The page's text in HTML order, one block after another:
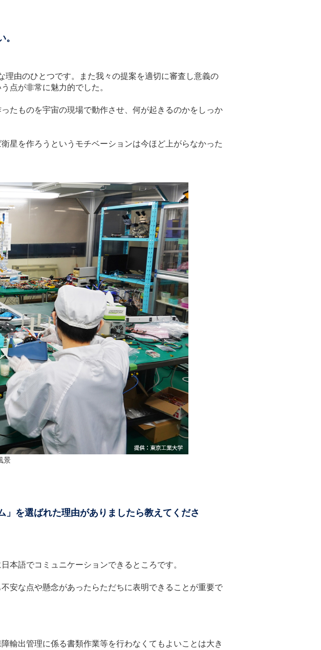
理由のひとつです。また我々の提案を適切に審査し意義の
点が非常に魅力的でした。
たものを宇宙の現場で動作させ、何が起きるのかをしっか
星を作ろうというモチベーションは今ほど上がらなかった
景
を選ばれた理由がありましたら教えてくださ
本語でコミュニケーションできるところです。
安な点や懸念があったらただちに表明できることが重要で
輸出管理に係る書類作業等を行わなくてもよいことは大き